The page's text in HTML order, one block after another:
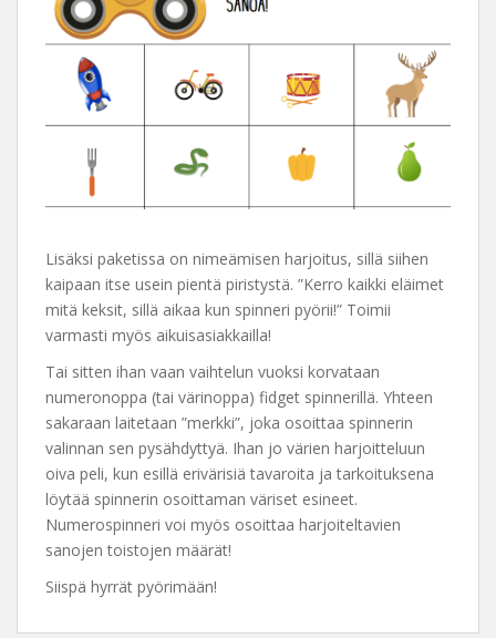
Lisäksi paketissa on nimeämisen harjoitus, sillä siihen
kaipaan itse usein pientä piristystä. ”Kerro kaikki eläimet
mitä keksit, sillä aikaa kun spinneri pyörii!” Toimii
varmasti myös aikuisasiakkailla!
Tai sitten ihan vaan vaihtelun vuoksi korvataan
numeronoppa (tai värinoppa) fidget spinnerillä. Yhteen
sakaraan laitetaan ”merkki”, joka osoittaa spinnerin
valinnan sen pysähdyttyä. Ihan jo värien harjoitteluun
oiva peli, kun esillä erivärisiä tavaroita ja tarkoituksena
löytää spinnerin osoittaman väriset esineet.
Numerospinneri voi myös osoittaa harjoiteltavien
sanojen toistojen määrät!
Siispä hyrrät pyörimään!